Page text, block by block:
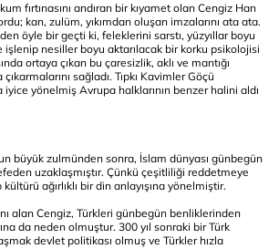
fırtınasını andıran bir kıyamet olan Cengiz Han
kan, zulüm, yıkımdan oluşan imzalarını ata ata.
öyle bir geçti ki, feleklerini sarstı, yüzyıllar boyu
nesiller boyu aktarılacak bir korku psikolojisi
ortaya çıkan bu çaresizlik, aklı ve mantığı
sağladı. Tıpkı Kavimler Göçü
iyice yönelmiş Avrupa halklarının benzer halini aldı
büyük zulmünden sonra, İslam dünyası günbegün
uzaklaşmıştır. Çünkü çeşitliliği reddetmeye
ağırlıklı bir din anlayışına yönelmiştir.
alan Cengiz, Türkleri günbegün benliklerinden
da neden olmuştur. 300 yıl sonraki bir Türk
devlet politikası olmuş ve Türkler hızla